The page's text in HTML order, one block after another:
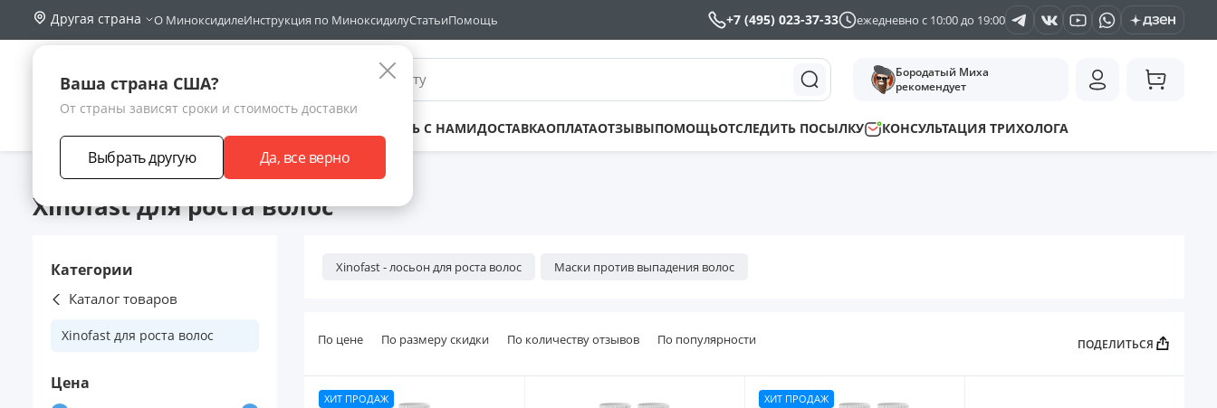
Другая страна
Ваша страна США?
От страны зависят сроки и стоимость доставки
Выбрать другую Да, все верно
О МиноксидилеИнструкция по МиноксидилуСтатьиПомощь +7 (495) 023-37-33 ежедневно с 10:00 до 19:00
Поиск по сайту
Бородатый Миха
рекомендует
ЗАРАБОТАТЬ С НАМИДОСТАВКАОПЛАТАОТЗЫВЫПОМОЩЬОТСЛЕДИТЬ ПОСЫЛКУ КОНСУЛЬТАЦИЯ ТРИХОЛОГА
Главная Xinofast для роста волос
Xinofast для роста волос
Категории
Каталог товаров
Xinofast для роста волос
Цена
Xinofast - лосьон для роста волос Маски против выпадения волос
По цене По размеру скидки По количеству отзывов По популярности ПОДЕЛИТЬСЯ
ХИТ ПРОДАЖ ХИТ ПРОДАЖ